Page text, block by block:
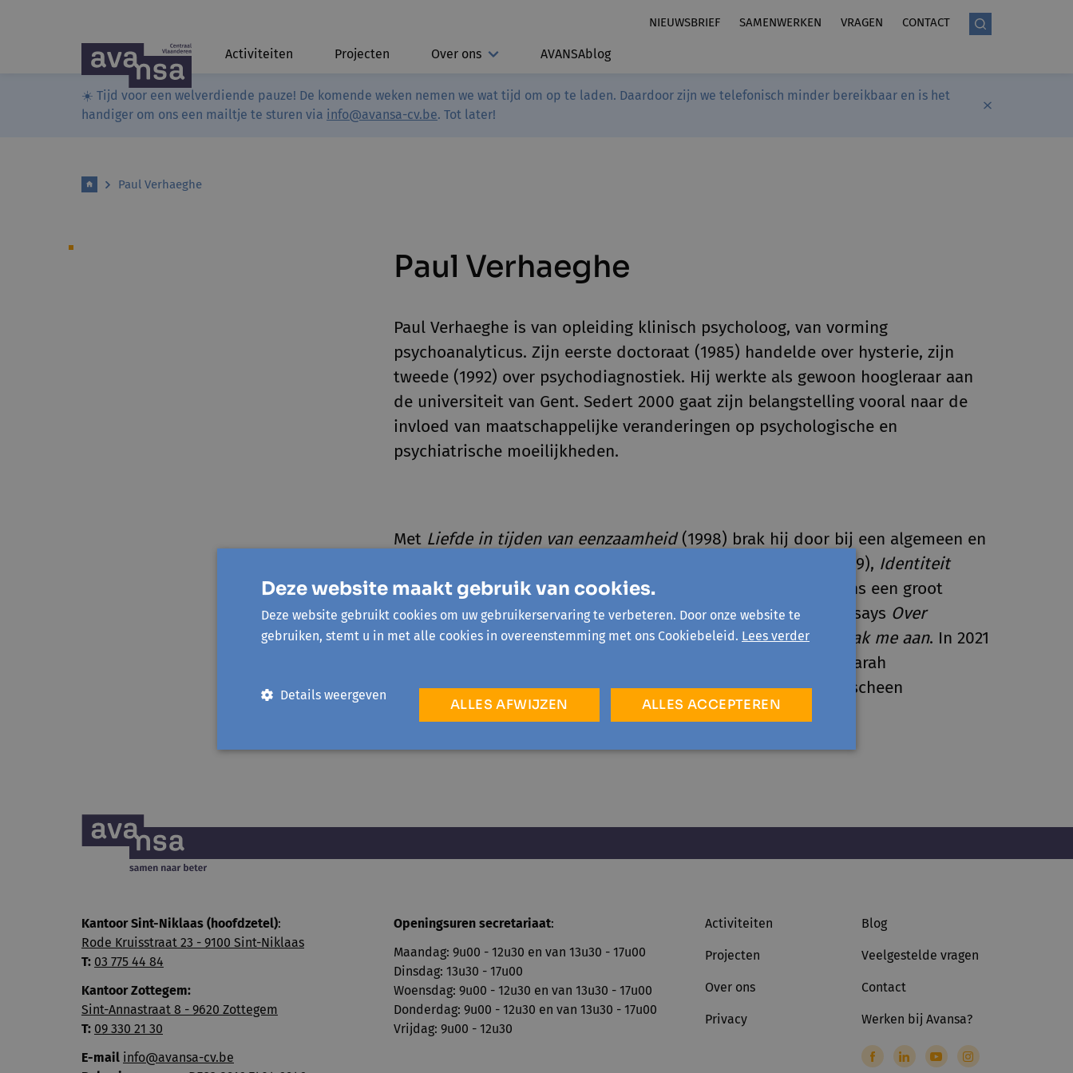
NIEUWSBRIEF SAMENWERKEN VRAGEN CONTACT
Activiteiten Projecten Over ons AVANSAblog
☀️ Tijd voor een welverdiende pauze! De komende weken nemen we wat tijd om op te laden. Daardoor zijn we telefonisch minder bereikbaar en is het
handiger om ons een mailtje te sturen via info@avansa-cv.be. Tot later!
Paul Verhaeghe
Paul Verhaeghe
Paul Verhaeghe is van opleiding klinisch psycholoog, van vorming
psychoanalyticus. Zijn eerste doctoraat (1985) handelde over hysterie, zijn
tweede (1992) over psychodiagnostiek. Hij werkte als gewoon hoogleraar aan
de universiteit van Gent. Sedert 2000 gaat zijn belangstelling vooral naar de
invloed van maatschappelijke veranderingen op psychologische en
psychiatrische moeilijkheden.
Met Liefde in tijden van eenzaamheid(1998) brak hij door bij een algemeen en
(2009), Identiteit
(2012),Autoriteit(2015) enIntimiteit
(2018) bereikten eveneens een groot
internationaal lezerspubliek. Daarnaast publiceerde hij de essays Over
normaliteit en andere afwijkingen(2019) enHoud afstand, raak me aan. In 2021
, het boek dat hij samen met Sarah
Vankersschaever maakte, terug op leven en werk. In 2023 verscheen
Onbehagen.
Kantoor Sint-Niklaas (hoofdzetel):
Rode Kruisstraat 23 - 9100 Sint-Niklaas
T: 03 775 44 84
Kantoor Zottegem:
Sint-Annastraat 8 - 9620 Zottegem
T: 09 330 21 30
E-mail info@avansa-cv.be
Openingsuren secretariaat:
Maandag: 9u00 - 12u30 en van 13u30 - 17u00
Dinsdag: 13u30 - 17u00
Woensdag: 9u00 - 12u30 en van 13u30 - 17u00
Donderdag: 9u00 - 12u30 en van 13u30 - 17u00
Vrijdag: 9u00 - 12u30
Activiteiten
Projecten
Over ons
Privacy
Blog
Veelgestelde vragen
Contact
Werken bij Avansa?
Deze website maakt gebruik van cookies.
Deze website gebruikt cookies om uw gebruikerservaring te verbeteren. Door onze website te
gebruiken, stemt u in met alle cookies in overeenstemming met ons Cookiebeleid. Lees verder
ALLES ACCEPTEREN
ALLES AFWIJZEN
Details weergeven